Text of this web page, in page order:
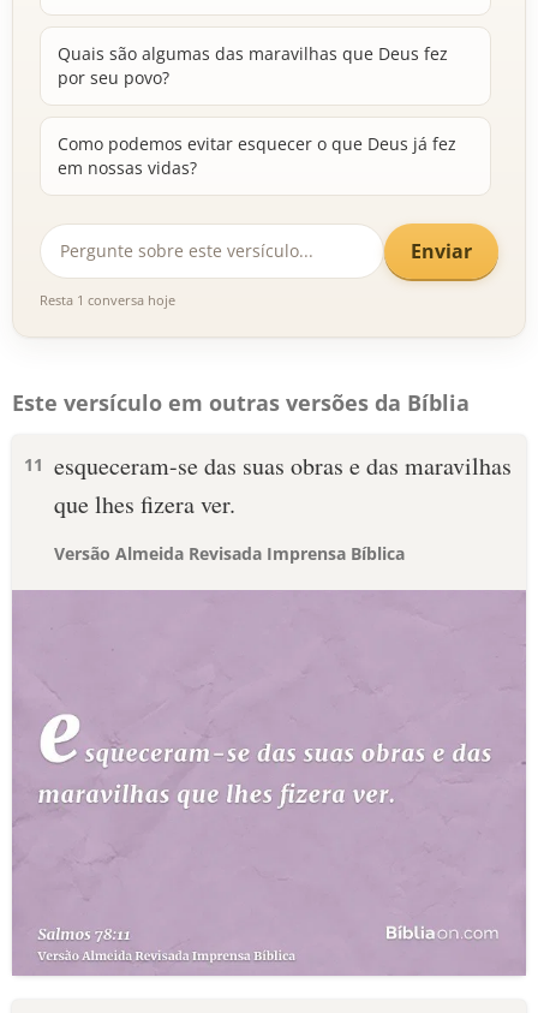
Quais são algumas das maravilhas que Deus fez
por seu povo?
Como podemos evitar esquecer o que Deus já fez
em nossas vidas?
Enviar
Resta 1 conversa hoje
Este versículo em outras versões da Bíblia
11 esqueceram-se das suas obras e das maravilhas
que lhes fizera ver.
Versão Almeida Revisada Imprensa Bíblica